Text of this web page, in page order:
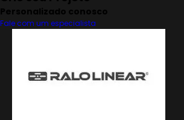
Personalizado conosco
Fale com um especialista